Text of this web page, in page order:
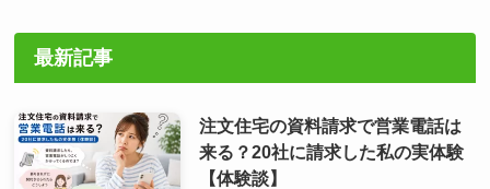
最新記事
注文住宅の資料請求で営業電話は
来る？20社に請求した私の実体験
【体験談】